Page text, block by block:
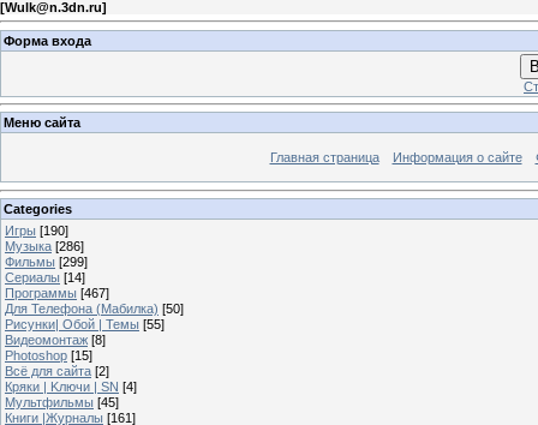
[Wulk@n.3dn.ru]
Форма входа
Меню сайта
Главная страница Информация о сайте
Categories
Игры [190]
Музыка [286]
Фильмы [299]
Сериалы [14]
Программы [467]
Для Телефона (Мабилка) [50]
Рисунки| Обой | Темы [55]
Видеомонтаж [8]
Photoshop [15]
Всё для сайта [2]
Кряки | Kлючи | SN [4]
Мультфильмы [45]
Книги |Журналы [161]